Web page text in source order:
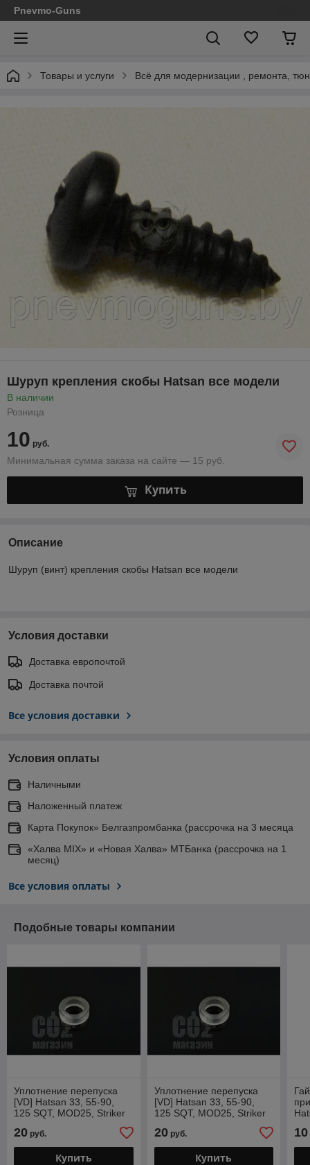
Pnevmo-Guns
Товары и услуги Всё для модернизации , ремонта,
Шуруп крепления скобы Hatsan все модели
В наличии
Розница
10 руб.
Минимальная сумма заказа на сайте — 15 руб.
Купить
Описание
Шуруп (винт) крепления скобы Hatsan все модели
Условия доставки
Доставка европочтой
Доставка почтой
Все условия доставки
Условия оплаты
Наличными
Наложенный платеж
Карта Покупок» Белгазпромбанка (рассрочка на 3 месяца
«Халва MIX» и «Новая Халва» МТБанка (рассрочка на 1
месяц)
Все условия оплаты
Подобные товары компании
Уплотнение перепуска
[VD] Hatsan 33, 55-90,
125 SQT, MOD25, Striker
Edge, Alpha и все модели
20 руб.
Купить
Уплотнение перепуска
[VD] Hatsan 33, 55-90,
125 SQT, MOD25, Striker
Edge, Alpha и все модели
20руб.
Купить
10